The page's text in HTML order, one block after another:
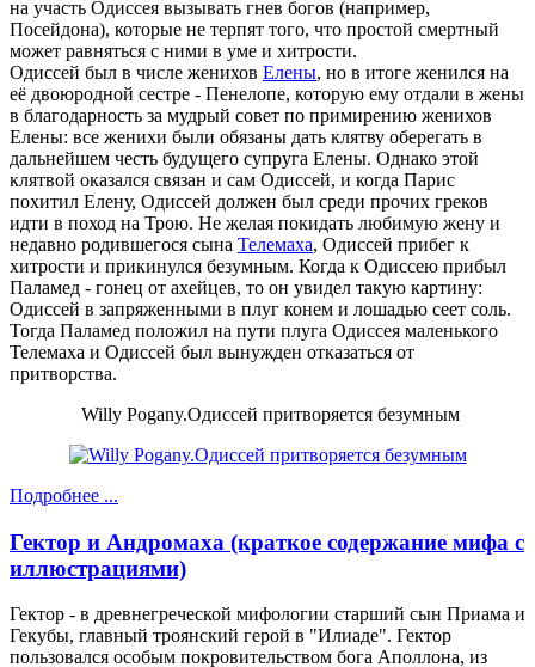
на участь Одиссея вызывать гнев богов (например,
Посейдона), которые не терпят того, что простой смертный
может равняться с ними в уме и хитрости.
Одиссей был в числе женихов Елены, но в итоге женился на
её двоюродной сестре - Пенелопе, которую ему отдали в жены
в благодарность за мудрый совет по примирению женихов
Елены: все женихи были обязаны дать клятву оберегать в
дальнейшем честь будущего супруга Елены. Однако этой
клятвой оказался связан и сам Одиссей, и когда Парис
похитил Елену, Одиссей должен был среди прочих греков
идти в поход на Трою. Не желая покидать любимую жену и
недавно родившегося сына Телемаха, Одиссей прибег к
хитрости и прикинулся безумным. Когда к Одиссею прибыл
Паламед - гонец от ахейцев, то он увидел такую картину:
Одиссей в запряженными в плуг конем и лошадью сеет соль.
Тогда Паламед положил на пути плуга Одиссея маленького
Телемаха и Одиссей был вынужден отказаться от
притворства.
Willy Pogany.Одиссей притворяется безумным
Подробнее ...
Гектор и Андромаха (краткое содержание мифа с
иллюстрациями)
Гектор - в древнегреческой мифологии старший сын Приама и
Гекубы, главный троянский герой в "Илиаде". Гектор
пользовался особым покровительством бога Аполлона, из